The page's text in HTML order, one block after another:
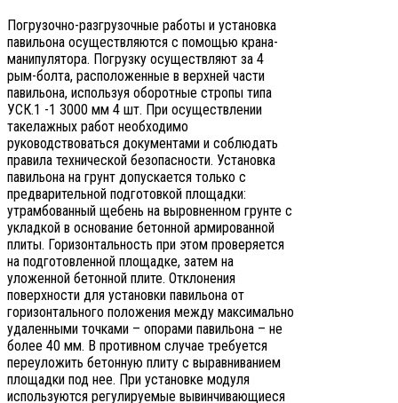
Погрузочно-разгрузочные работы и установка
павильона осуществляются с помощью крана-
манипулятора. Погрузку осуществляют за 4
рым-болта, расположенные в верхней части
павильона, используя оборотные стропы типа
УСК.1 -1 3000 мм 4 шт. При осуществлении
такелажных работ необходимо
руководствоваться документами и соблюдать
правила технической безопасности. Установка
павильона на грунт допускается только с
предварительной подготовкой площадки:
утрамбованный щебень на выровненном грунте с
укладкой в основание бетонной армированной
плиты. Горизонтальность при этом проверяется
на подготовленной площадке, затем на
уложенной бетонной плите. Отклонения
поверхности для установки павильона от
горизонтального положения между максимально
удаленными точками – опорами павильона – не
более 40 мм. В противном случае требуется
переуложить бетонную плиту с выравниванием
площадки под нее. При установке модуля
используются регулируемые вывинчивающиеся